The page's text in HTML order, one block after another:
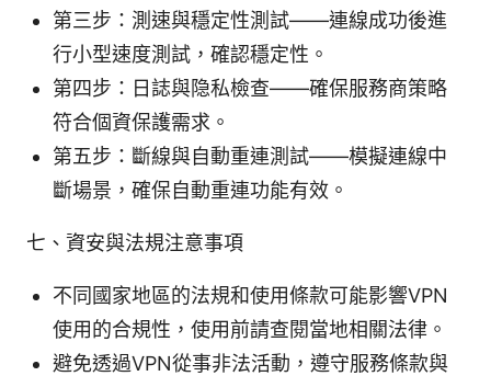
第三步：測速與穩定性測試——連線成功後進
行小型速度測試，確認穩定性。
第四步：日誌與隐私檢查——確保服務商策略
符合個資保護需求。
第五步：斷線與自動重連測試——模擬連線中
斷場景，確保自動重連功能有效。
七、資安與法規注意事項
不同國家地區的法規和使用條款可能影響VPN
使用的合規性，使用前請查閱當地相關法律。
避免透過VPN從事非法活動，遵守服務條款與